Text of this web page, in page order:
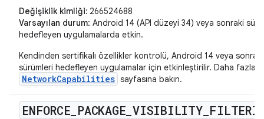
Değişiklik kimliği: 266524688
Varsayılan durum: Android 14 (API düzeyi 34) veya sonraki
hedefleyen uygulamalarda etkin.
Kendinden sertifikalı özellikler kontrolü, Android 14 veya sonraki
sürümleri hedefleyen uygulamalar için etkinleştirilir. Daha fazla
NetworkCapabilities sayfasına bakın.
ENFORCE PACKAGE VISIBILITY_